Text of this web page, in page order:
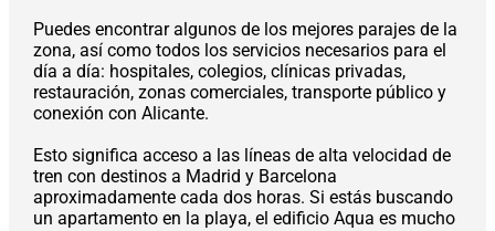
Puedes encontrar algunos de los mejores parajes de la
zona, así como todos los servicios necesarios para el
día a día: hospitales, colegios, clínicas privadas,
restauración, zonas comerciales, transporte público y
conexión con Alicante.
Esto significa acceso a las líneas de alta velocidad de
tren con destinos a Madrid y Barcelona
aproximadamente cada dos horas. Si estás buscando
un apartamento en la playa, el edificio Aqua es mucho